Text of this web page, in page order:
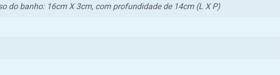
do banho: 16cm X 3cm, com profundidade de 14cm (L X P)